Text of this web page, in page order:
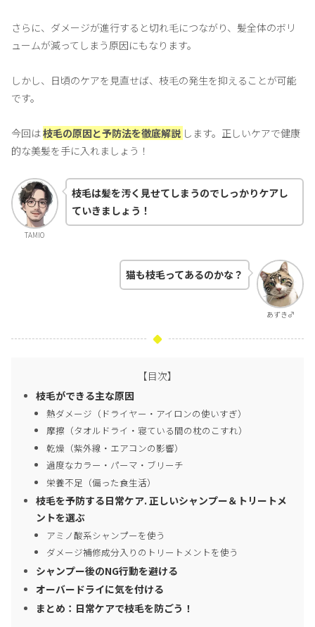
さらに、ダメージが進行すると切れ毛につながり、髪全体のボリ
ュームが減ってしまう原因にもなります。
しかし、日頃のケアを見直せば、枝毛の発生を抑えることが可能
です。
今回は枝毛の原因と予防法を徹底解説 します。正しいケアで健康
的な美髪を手に入れましょう！
TAMIO
枝毛は髪を汚く見せてしまうのでしっかりケアし
ていきましょう！
あずき♂
猫も枝毛ってあるのかな？
【目次】
枝毛ができる主な原因
熱ダメージ（ドライヤー・アイロンの使いすぎ）
摩擦（タオルドライ・寝ている間の枕のこすれ）
乾燥（紫外線・エアコンの影響）
過度なカラー・パーマ・ブリーチ
栄養不足（偏った食生活）
枝毛を予防する日常ケア. 正しいシャンプー＆トリートメ
ントを選ぶ
アミノ酸系シャンプーを使う
ダメージ補修成分入りのトリートメントを使う
シャンプー後のNG行動を避ける
オーバードライに気を付ける
まとめ：日常ケアで枝毛を防ごう！